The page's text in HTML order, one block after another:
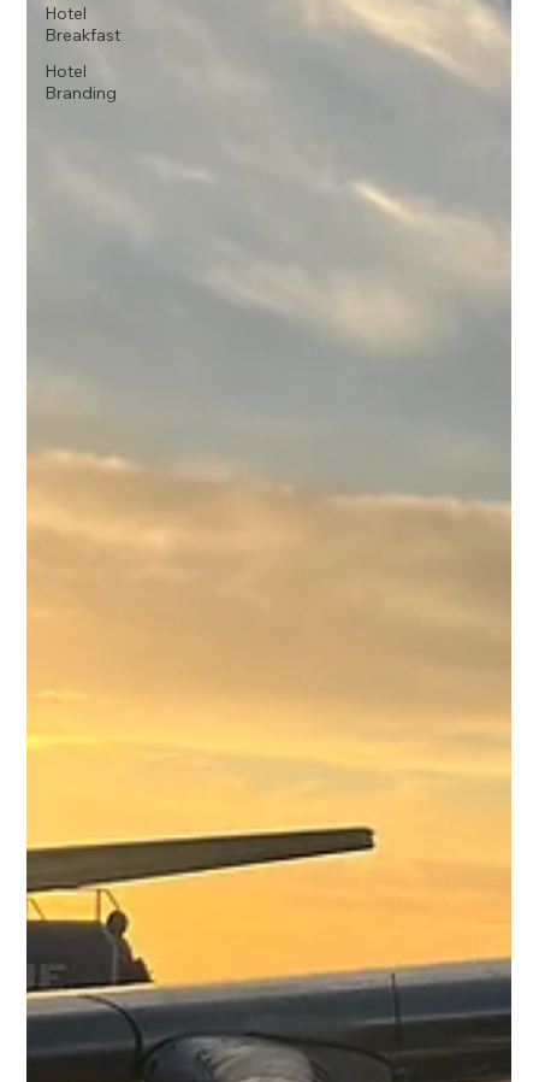
Hotel
Breakfast
Hotel
Branding